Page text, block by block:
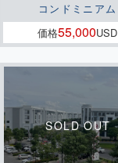
コンドミニアム
価格55,000USD